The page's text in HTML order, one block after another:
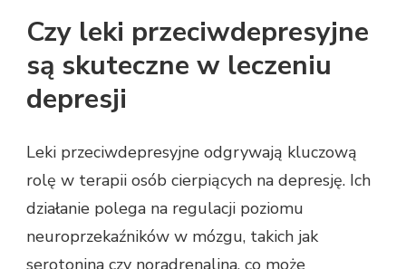
Czy leki przeciwdepresyjne
są skuteczne w leczeniu
depresji
Leki przeciwdepresyjne odgrywają kluczową
rolę w terapii osób cierpiących na depresję. Ich
działanie polega na regulacji poziomu
neuroprzekaźników w mózgu, takich jak